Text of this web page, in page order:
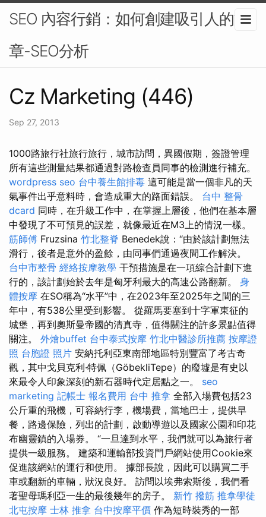
SEO 內容行銷：如何創建吸引人的文
章-SEO分析
Cz Marketing (446)
Sep 27, 2013
1000路旅行社旅行旅行，城市訪問，異國假期，簽證管理
所有這些測量結果都通過對路檢查員同事的檢測進行補充。
wordpress seo 台中養生館排毒 這可能是當一個非凡的天
氣事件出乎意料時，會造成重大的路面錯誤。 台中 整骨
dcard 同時，在升級工作中，在掌握上層後，他們在基本層
中發現了不可預見的誤差，就像最近在M3上的情況一樣。
筋師傅 Fruzsina 竹北整脊 Benedek說：“由於該計劃無法
滑行，後者是意外的盈餘，由同事們通過夜間工作解決。
台中市整骨 經絡按摩教學 干預措施是在一項綜合計劃下進
行的，該計劃始於去年是匈牙利最大的高速公路翻新。 身
體按摩 在SO稱為“水平”中，在2023年至2025年之間的三
年中，有538公里受到影響。 從羅馬要塞到十字軍東征的
城堡，再到奧斯曼帝國的清真寺，值得關注的許多景點值得
關注。 外燴buffet 台中泰式按摩 竹北中醫診所推薦 按摩證
照 台胞證 照片 安納托利亞東南部地區特別豐富了考古奇
觀，其中戈貝克利·特佩（GöbekliTepe）的廢墟是有史以
來最令人印象深刻的新石器時代定居點之一。 seo
marketing 記帳士 報名費用 台中 推拿 全部入場費包括23
公斤重的飛機，可容納行李，機場費，當地巴士，提供早
餐，路邊保險，列出的計劃，啟動導遊以及國家公園和印花
布幽靈鎮的入場券。 “一旦達到水平，我們就可以為旅行者
提供一級服務。 建築和運輸部投資門戶網站使用Cookie來
促進該網站的運行和使用。 據部長說，因此可以購買二手
車或翻新的車輛，狀況良好。 訪問以埃弗索斯後，我們看
著聖母瑪利亞一生的最後幾年的房子。 新竹 撥筋 推拿學徒
北屯按摩 士林 推拿 台中按摩平價 作為短時裝秀的一部